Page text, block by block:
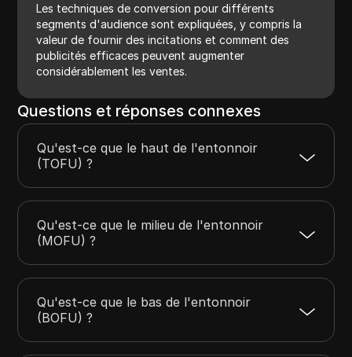
Les techniques de conversion pour différents
segments d'audience sont expliquées, y compris la
valeur de fournir des incitations et comment des
publicités efficaces peuvent augmenter
considérablement les ventes.
Questions et réponses connexes
Qu'est-ce que le haut de l'entonnoir
(TOFU) ?
Qu'est-ce que le milieu de l'entonnoir
(MOFU) ?
Qu'est-ce que le bas de l'entonnoir
(BOFU) ?